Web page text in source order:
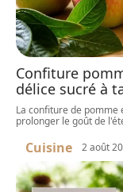
Confiture
délice sucré à
La confiture de pomme
prolonger le goût de
Cuisine 2 août